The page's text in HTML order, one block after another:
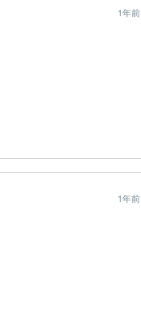
1年前
1年前